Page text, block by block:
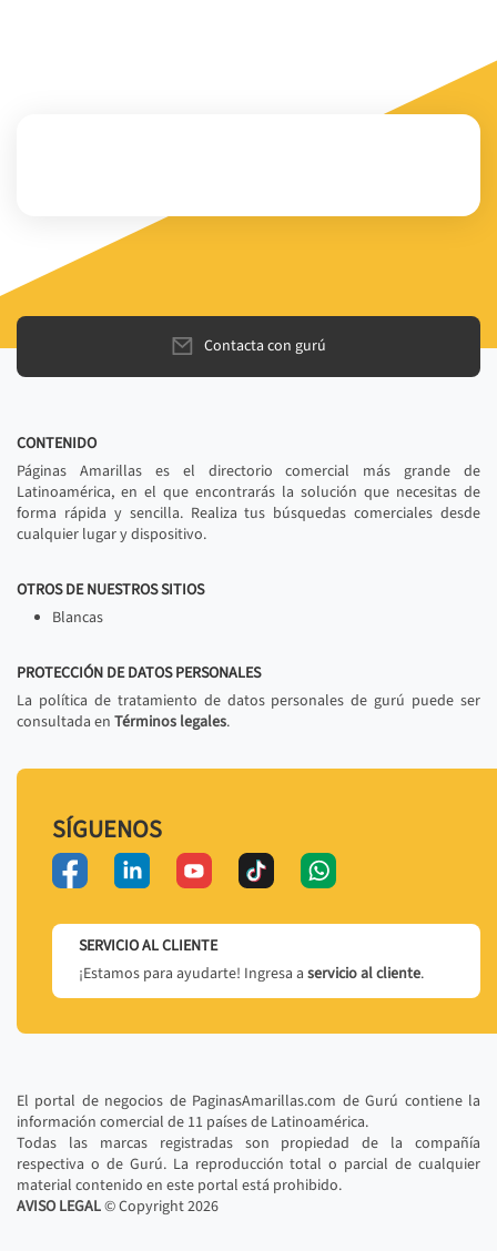
Contacta con gurú
CONTENIDO
Páginas Amarillas es el directorio comercial más grande de
Latinoamérica, en el que encontrarás la solución que necesitas de
forma rápida y sencilla. Realiza tus búsquedas comerciales desde
cualquier lugar y dispositivo.
OTROS DE NUESTROS SITIOS
Blancas
PROTECCIÓN DE DATOS PERSONALES
La política de tratamiento de datos personales de gurú puede ser
consultada en Términos legales.
SÍGUENOS
SERVICIO AL CLIENTE
¡Estamos para ayudarte! Ingresa a servicio al cliente.
El portal de negocios de PaginasAmarillas.com de Gurú contiene la
información comercial de 11 países de Latinoamérica.
Todas las marcas registradas son propiedad de la compañía
respectiva o de Gurú. La reproducción total o parcial de cualquier
material contenido en este portal está prohibido.
AVISO LEGAL© Copyright2026